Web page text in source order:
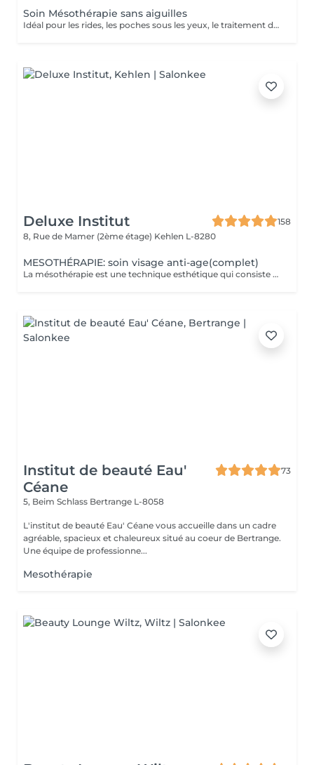
Soin Mésothérapie sans aiguilles
Idéal pour les rides, les poches sous les yeux, le traitement de l'acné, le relâchement cutané et la cellulite. La mésothérapie permet de faire pénétrer les principes actifs dans la peau par système intercellulaire.
Deluxe Institut
158
8, Rue de Mamer (2ème étage) Kehlen L-8280
MESOTHÉRAPIE: soin visage anti-age(complet)
La mésothérapie est une technique esthétique qui consiste à injecter de petites quantités de substances actives (vitamines, minéraux, acide hyaluronique, etc.) directement dans les couches superficielles de la peau. Elle est utilisée pour améliorer l'aspect de la peau et stimuler la régénération cellulaire. Les Bienfaits de la Mésothérapie Hydratation intense et rajeunissement cutané Apporte un coup d'éclat immédiat à la peau. Réduit les rides et les ridules en stimulant la production de collagène et d'élastine. Hydrate en profondeur et améliore la texture de la peau. Traite les taches pigmentaires, les cicatrices d'acné et la rosacée. Aide à uniformiser le teint et à réduire les imperfections. Pourquoi Choisir la Mésothérapie ? Traitement peu invasif et pratiquement indolore. Effet naturel et progressif, sans chirurgie ni éviction sociale. Résultats visibles après quelques séances seulement. Un soin idéal pour retrouver une peau éclatante, un corps raffermi et une chevelure en pleine santé !
Institut de beauté Eau'
Céane
73
5, Beim Schlass Bertrange L-8058
L'institut de beauté Eau' Céane vous accueille dans un cadre
agréable, spacieux et chaleureux situé au coeur de Bertrange.
Une équipe de professionne...
Mesothérapie